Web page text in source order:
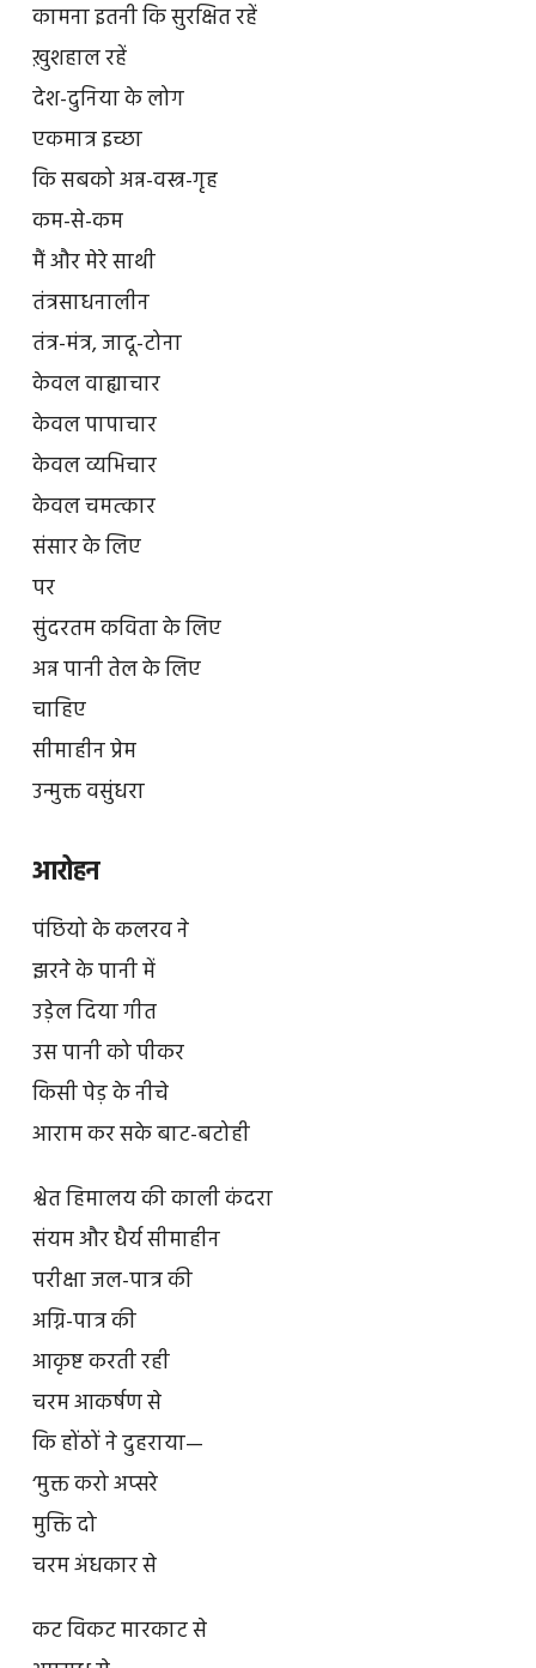
कामना इतनी कि सुरक्षित रहें
ख़ुशहाल रहें
देश-दुनिया के लोग
एकमात्र इच्छा
कि सबको अन्न-वस्त्र-गृह
कम-से-कम
मैं और मेरे साथी
तंत्रसाधनालीन
तंत्र-मंत्र, जादू-टोना
केवल वाह्याचार
केवल पापाचार
केवल व्यभिचार
केवल चमत्कार
संसार के लिए
पर
सुंदरतम कविता के लिए
अन्न पानी तेल के लिए
चाहिए
सीमाहीन प्रेम
उन्मुक्त वसुंधरा
आरोहन
पंछियो के कलरव ने
झरने के पानी में
उड़ेल दिया गीत
उस पानी को पीकर
किसी पेड़ के नीचे
आराम कर सके बाट-बटोही
श्वेत हिमालय की काली कंदरा
संयम और धैर्य सीमाहीन
परीक्षा जल-पात्र की
अग्नि-पात्र की
आकृष्ट करती रही
चरम आकर्षण से
कि होंठों ने दुहराया—
‘मुक्त करो अप्सरे
मुक्ति दो
चरम अंधकार से
कट विकट मारकाट से